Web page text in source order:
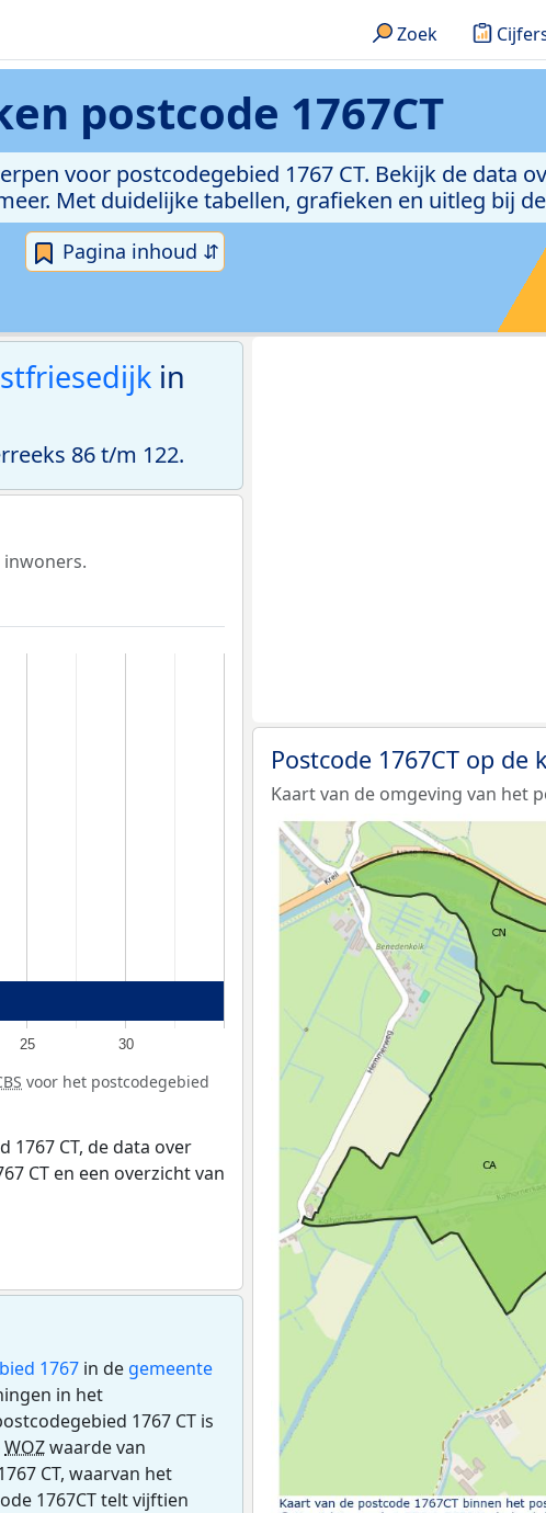
Zoek
postcode 1767CT
voor postcodegebied 1767 CT. Bekijk de data
Met duidelijke tabellen, grafieken en uitleg bij
Pagina inhoud ⇵
in
86 t/m 122.
25 30
voor het postcodegebied
1767 CT, de data over
CT en een overzicht van
1767 in de gemeente
in het
1767 CT is
WOZwaarde van
CT, waarvan het
1767CT telt vijftien
Postcode 1767CT op de
Kaart van de omgeving van het